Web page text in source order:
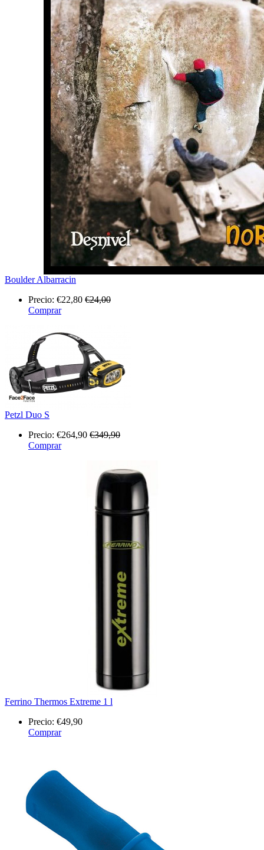
Boulder Albarracin
Precio: €22,80 €24,00
Comprar
Petzl Duo S
Precio: €264,90 €349,90
Comprar
Ferrino Thermos Extreme 1 l
Precio: €49,90
Comprar